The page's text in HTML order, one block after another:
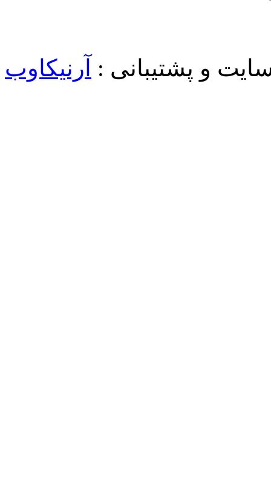
و پشتیبانی : آرنیکاوب